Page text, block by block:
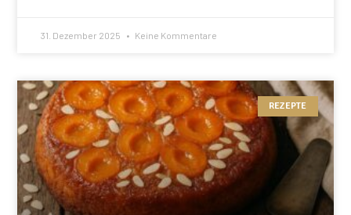
31. Dezember 2025 Keine Kommentare
REZEPTE